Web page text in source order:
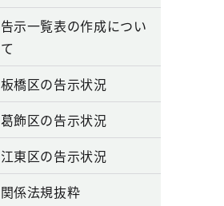
告示一覧表の作成につい
て
板橋区の告示状況
葛飾区の告示状況
江東区の告示状況
関係法規抜粋